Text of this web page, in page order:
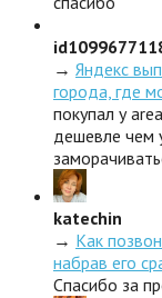
→ Яндекс
города, где
покупал у
дешевле чем
katechin
→ Как
набрав его
Спасибо за